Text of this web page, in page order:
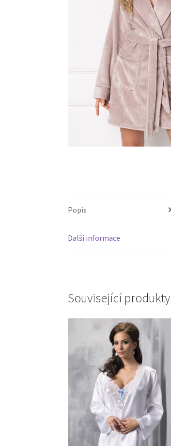
Popis
Další informace
Související produkty